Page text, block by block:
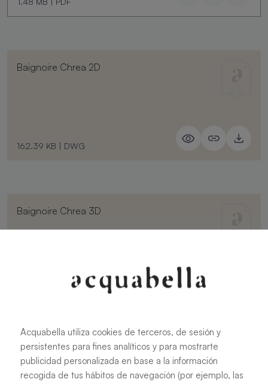
Baignoire Chrea 2D
162.39 KB | DWG
Baignoire Chrea 3D
Acquabella utiliza cookies de terceros, de sesión y
persistentes para fines analíticos y para mostrarte
publicidad personalizada en base a la información
recogida de tus hábitos de navegación (por ejemplo, las